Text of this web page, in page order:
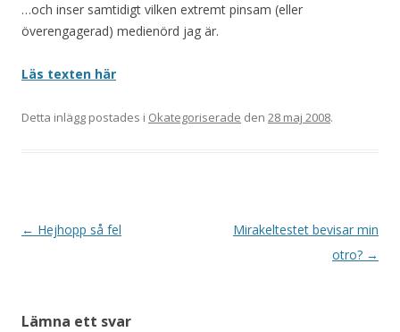
…och inser samtidigt vilken extremt pinsam (eller
överengagerad) medienörd jag är.
Läs texten här
Detta inlägg postades i Okategoriserade den 28 maj 2008.
Inläggsnavigering
← Hejhopp så fel
Mirakeltestet bevisar min
otro? →
Lämna ett svar